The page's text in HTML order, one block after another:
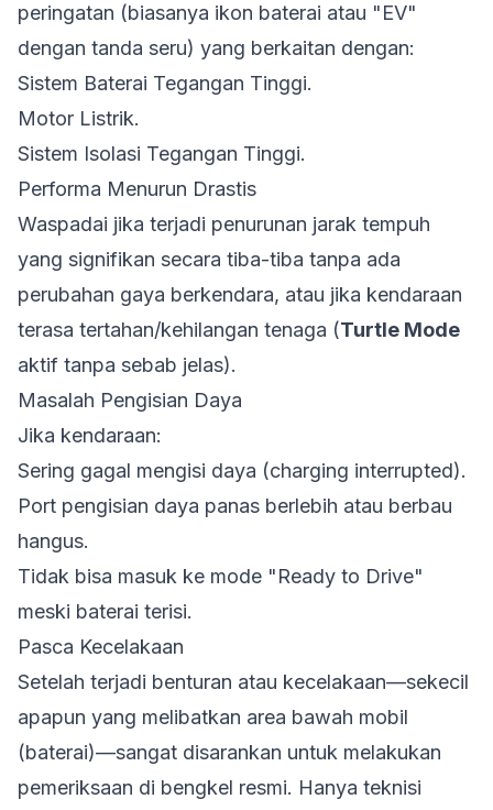
peringatan (biasanya ikon baterai atau "EV"
dengan tanda seru) yang berkaitan dengan:
Sistem Baterai Tegangan Tinggi.
Motor Listrik.
Sistem Isolasi Tegangan Tinggi.
Performa Menurun Drastis
Waspadai jika terjadi penurunan jarak tempuh
yang signifikan secara tiba-tiba tanpa ada
perubahan gaya berkendara, atau jika kendaraan
terasa tertahan/kehilangan tenaga (Turtle Mode
aktif tanpa sebab jelas).
Masalah Pengisian Daya
Jika kendaraan:
Sering gagal mengisi daya (charging interrupted).
Port pengisian daya panas berlebih atau berbau
hangus.
Tidak bisa masuk ke mode "Ready to Drive"
meski baterai terisi.
Pasca Kecelakaan
Setelah terjadi benturan atau kecelakaan—sekecil
apapun yang melibatkan area bawah mobil
(baterai)—sangat disarankan untuk melakukan
pemeriksaan di bengkel resmi. Hanya teknisi